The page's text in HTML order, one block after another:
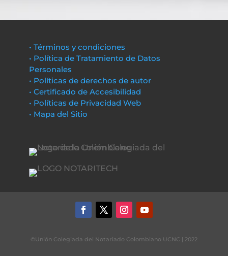
• Términos y condiciones
• Política de Tratamiento de Datos
Personales
• Políticas de derechos de autor
• Certificado de Accesibilidad
• Políticas de Privacidad Web
• Mapa del Sitio
©Unión Colegiada del Notariado Colombiano UCNC | 2022